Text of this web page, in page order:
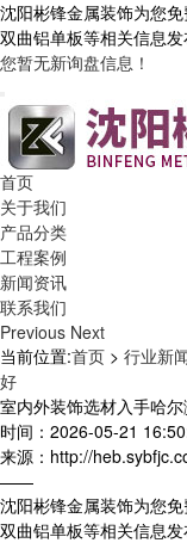
沈阳彬锋金属装饰为您
双曲铝单板等相关信息
您暂无新询盘信息！
首页
关于我们
产品分类
工程案例
新闻资讯
联系我们
Previous Next
当前位置:首页 > 行业新
好
室内外装饰选材入手哈
时间：2026-05-21
来源：http://
——
沈阳彬锋金属装饰为您
双曲铝单板等相关信息